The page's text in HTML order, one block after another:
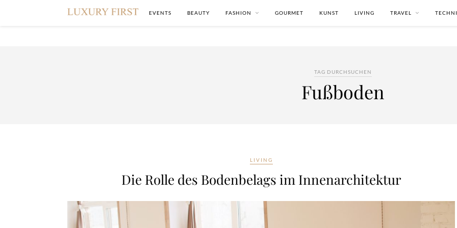
EVENTS BEAUTY FASHION GOURMET KUNST LIVING TRAVEL
TAG DURCHSUCHEN
Fußboden
LIVING
Die Rolle des Bodenbelags im Innenarchitektur